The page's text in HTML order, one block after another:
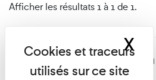
Afficher les résultats 1 à 1 de 1.
Hélène Gaudy -
X